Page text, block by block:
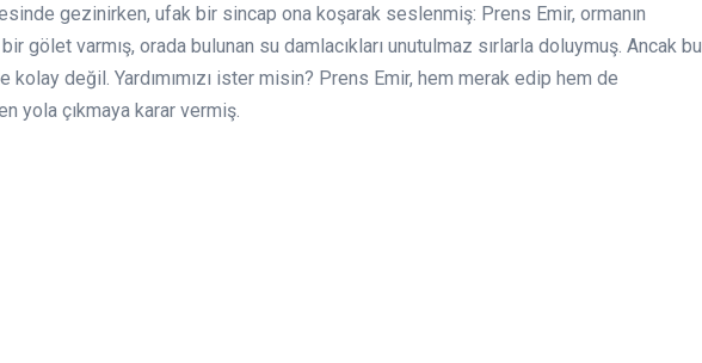
gezinirken, ufak bir sincap ona koşarak seslenmiş: Prens Emir, ormanın
gölet varmış, orada bulunan su damlacıkları unutulmaz sırlarla doluymuş. Ancak bu
kolay değil. Yardımımızı ister misin? Prens Emir, hem merak edip hem de
yola çıkmaya karar vermiş.